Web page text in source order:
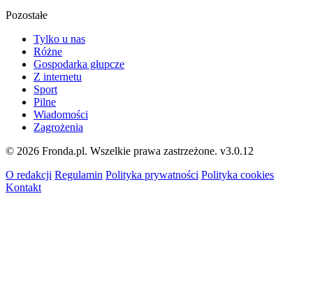
Pozostałe
Tylko u nas
Różne
Gospodarka głupcze
Z internetu
Sport
Pilne
Wiadomości
Zagrożenia
© 2026 Fronda.pl. Wszelkie prawa zastrzeżone. v3.0.12
O redakcji Regulamin Polityka prywatności Polityka cookies
Kontakt